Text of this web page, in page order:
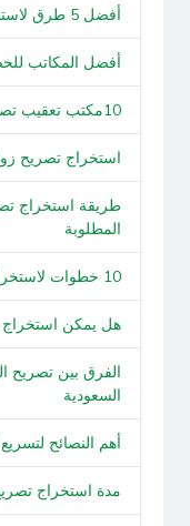
أفضل 5 طرق لاستخراج موافقة زواج سعودي من أجنبية
أفضل المكاتب
10مكتب تعقيب تصريح زواج بالرياض قريب منك
استخراج تصريح
طريقة استخراج
المطلوبة
10 خطوات لاستخراج تصريح زواج بالرياض بسهولة
هل يمكن
الفرق بين تصريح
السعودية
أهم النصائح
مدة استخراج